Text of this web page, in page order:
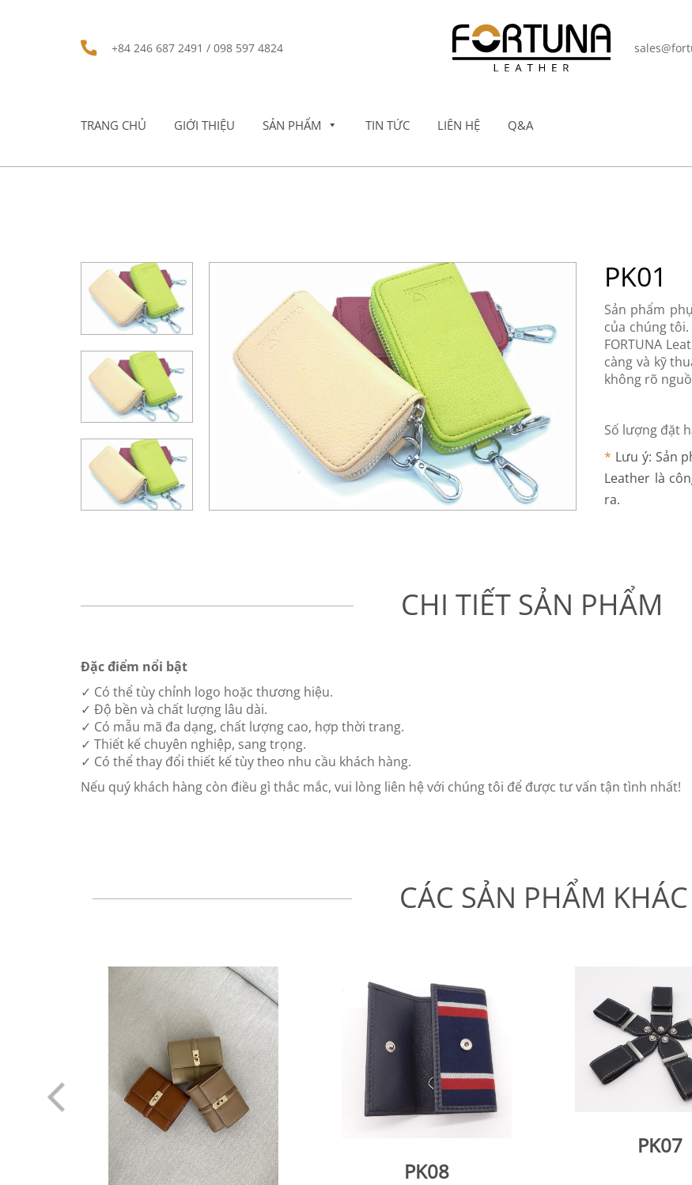
+84 246 687 2491 / 098 597 4824
TRANG CHỦ GIỚI THIỆU SẢN PHẨM TIN TỨC LIÊN HỆ Q&A
PK01
Sản phẩm
của chúng
FORTUNA
càng và kỹ
không rõ
Số lượng đặt
* Lưu ý: Sản
Leather là
ra.
CHI TIẾT SẢN PHẨM
Đặc điểm nổi bật
✓ Có thể tùy chỉnh logo hoặc thương hiệu.
✓ Độ bền và chất lượng lâu dài.
✓ Có mẫu mã đa dạng, chất lượng cao, hợp thời trang.
✓ Thiết kế chuyên nghiệp, sang trọng.
✓ Có thể thay đổi thiết kế tùy theo nhu cầu khách hàng.
Nếu quý khách hàng còn điều gì thắc mắc, vui lòng liên hệ với chúng tôi để được tư vấn tận tình nhất!
CÁC SẢN PHẨM KHÁC
PK08
PK07